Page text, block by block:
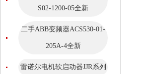
S02-1200-05全新
二手ABB变频器ACS530-01-
205A-4全新
雷诺尔电机软启动器JJR系列